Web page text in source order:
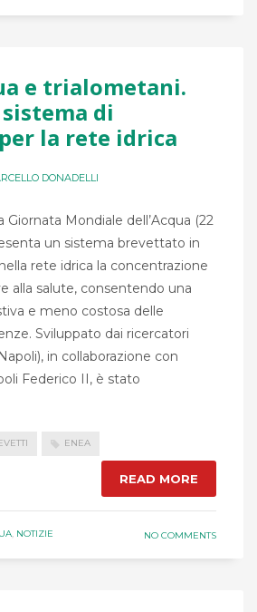
e trialometani.
di
la rete idrica
DONADELLI
Giornata Mondiale dell’Acqua (22
un sistema brevettato in
rete idrica la concentrazione
alla salute, consentendo una
e meno costosa delle
Sviluppato dai ricercatori
in collaborazione con
Federico II, è stato
ENEA
READ MORE
, NOTIZIE NO COMMENTS